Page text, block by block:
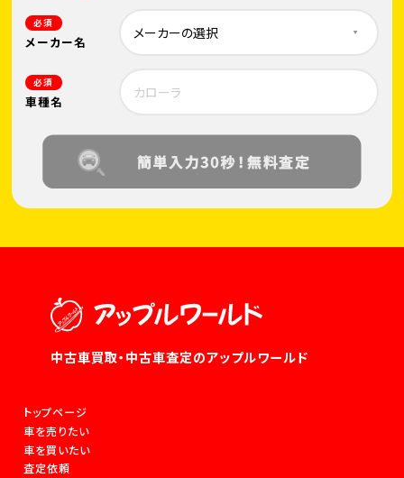
必須
メーカー名
必須
車種名
中古車買取・中古車査定のアップルワールド
トップページ
車を売りたい
車を買いたい
査定依頼